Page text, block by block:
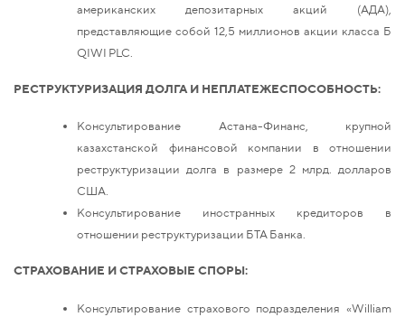
американских депозитарных акций (АДА),
представляющие собой 12,5 миллионов акции класса Б
QIWI PLC.
РЕСТРУКТУРИЗАЦИЯ ДОЛГА И НЕПЛАТЕЖЕСПОСОБНОСТЬ:
Консультирование Астана-Финанс, крупной
казахстанской финансовой компании в отношении
реструктуризации долга в размере 2 млрд. долларов
США.
Консультирование иностранных кредиторов в
отношении реструктуризации БТА Банка.
СТРАХОВАНИЕ И СТРАХОВЫЕ СПОРЫ:
Консультирование страхового подразделения «William